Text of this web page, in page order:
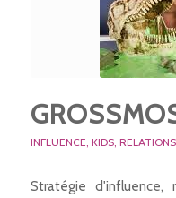
INFLUENCE KIDS,
Stratégie d'influence,